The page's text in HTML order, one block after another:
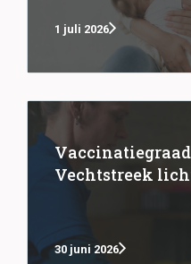
1 juli 2026
Vechtstreek
30 juni 2026